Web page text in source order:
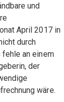
und
April 2017 in
durch
fehle an einem
der
wäre.